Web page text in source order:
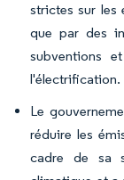
strictes sur les
que par des
subventions
l'électrification.
Le
réduire les
cadre de sa